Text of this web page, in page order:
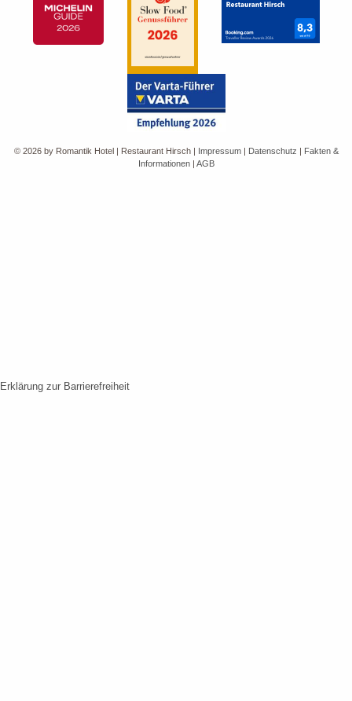
© 2026 by Romantik Hotel | Restaurant Hirsch| Impressum| Datenschutz | Fakten &
Informationen| AGB
Erklärung zur Barrierefreiheit